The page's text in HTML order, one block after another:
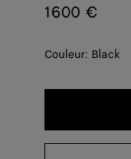
1600 €
Couleur: Black